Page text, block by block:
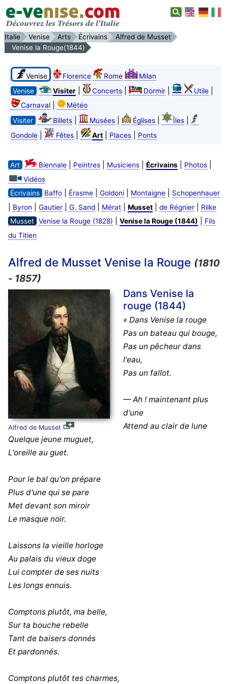
Italie Venise Arts Écrivains
Alfred de Musset
Venise la Rouge(1844)
Venise Florence Rome
Milan
Venise
Visiter| Concerts| Dormir| Utile|
Carnaval|
Météo
Visiter
Billets| Musées| Églises| Îles|
Gondole| Fêtes| Art| Places| Ponts
Art Biennale| Peintres| Musiciens| Écrivains| Photos|
Vidéos
Écrivains
Baffo| Érasme| Goldoni| Montaigne| Schopenhauer
Byron Gautier| G. Sand| Mérat| Musset| de Régnier|
Rilke
Musset Venise la Rouge (1828) Venise la Rouge (1844)
Fils
du Titien
Alfred de Musset Venise la Rouge (1810
- 1857)
Alfred de Musset
Dans Venise la
rouge (1844)
« Dans Venise la rouge
Pas un bateau qui bouge,
Pas un pêcheur dans
l'eau,
Pas un fallot.
— Ah ! maintenant plus
d'une
Attend au clair de lune
Quelque jeune muguet,
L'oreille au guet.
Pour le bal qu'on prépare
Plus d'une qui se pare
Met devant son miroir
Le masque noir.
Laissons la vieille horloge
Au palais du vieux doge
Lui compter de ses nuits
Les longs ennuis.
Comptons plutôt, ma belle,
Sur ta bouche rebelle
Tant de baisers donnés
Et pardonnés.
Comptons plutôt tes charmes,